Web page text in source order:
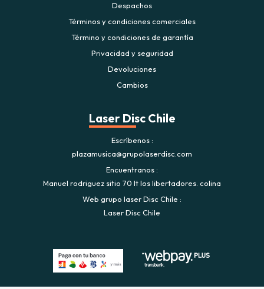
Despachos
Términos y condiciones comerciales
Término y condiciones de garantía
Privacidad y seguridad
Devoluciones
Cambios
Laser Disc Chile
Escríbenos
plazamusica@grupolaserdisc.com
Encuentranos
Manuel rodriguez sitio 70 lt los libertadores. colina
Web grupo laser Disc Chile
Laser Disc Chile